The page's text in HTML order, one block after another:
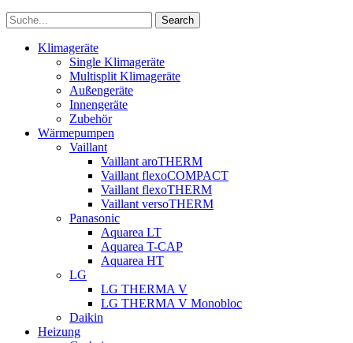
Search
Klimageräte
Single Klimageräte
Multisplit Klimageräte
Außengeräte
Innengeräte
Zubehör
Wärmepumpen
Vaillant
Vaillant aroTHERM
Vaillant flexoCOMPACT
Vaillant flexoTHERM
Vaillant versoTHERM
Panasonic
Aquarea LT
Aquarea T-CAP
Aquarea HT
LG
LG THERMA V
LG THERMA V Monobloc
Daikin
Heizung